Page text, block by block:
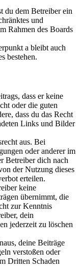
du dem Betreiber ein
und
Rahmen des Boards
a bleibt auch
bestehen.
dass er keine
oder die guten
dass du das Recht
Links und Bilder
aus. Bei
oder anderer im
Betreiber dich nach
der Nutzung dieses
erteilen.
keine
übernimmt, die
zur Kenntnis
dein
jederzeit zu löschen
deine Beiträge
verstoßen oder
Dritten Schaden